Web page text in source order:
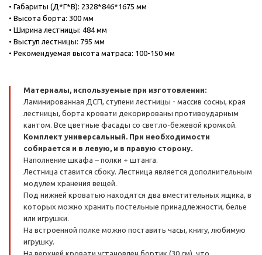
• Габариты (Д*Г*В): 2328*846*1675 мм
• Высота борта: 300 мм
• Ширина лестницы: 484 мм
• Выступ лестницы: 795 мм
• Рекомендуемая высота матраса: 100-150 мм
Материалы, используемые при изготовлении:
Ламинированная ДСП, ступени лестницы - массив сосны, края
лестницы, борта кровати декорированы противоударным
кантом. Все цветные фасады со светло-бежевой кромкой.
Комплект универсальный. При необходимости
собирается и в левую, и в правую сторону.
Наполнение шкафа – полки + штанга.
Лестница ставится сбоку. Лестница является дополнительным
модулем хранения вещей.
Под нижней кроватью находятся два вместительных ящика, в
которых можно хранить постельные принадлежности, белье
или игрушки.
На встроенной полке можно поставить часы, книгу, любимую
игрушку.
На верхней кровати установлен бортик (30 см), что